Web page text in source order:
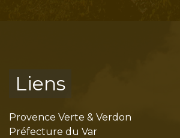
Liens
Provence Verte & Verdon
Préfecture du Var